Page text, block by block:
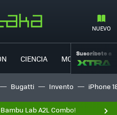
NUEVO
CIENCIA MOVILIDAD
Suscríbete a
Bugatti Invento iPhone
Lab A2L Combo!